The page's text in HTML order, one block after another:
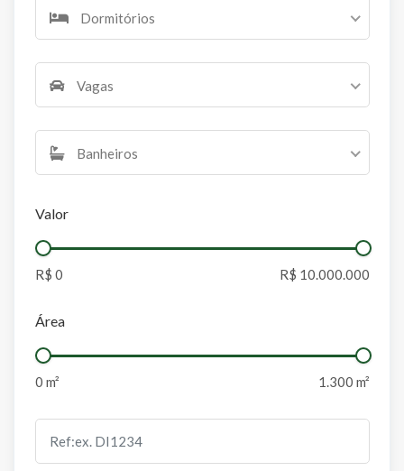
Dormitórios
Vagas
Banheiros
Valor
Área